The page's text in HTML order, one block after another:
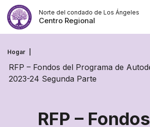
Saltar
contenido
Norte del condado de Los Ángeles
Centro Regional
Hogar
RFP – Fondos del Programa de
2023-24 Segunda Parte
RFP –